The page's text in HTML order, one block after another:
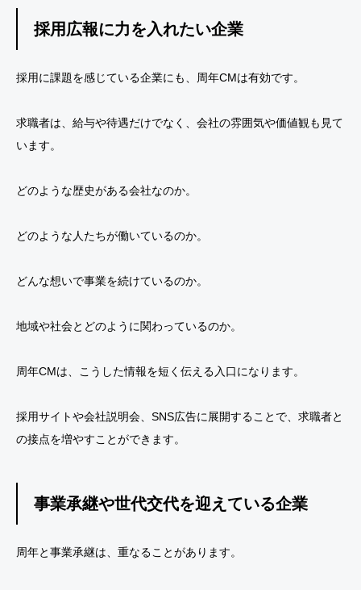
採用広報に力を入れたい企業
採用に課題を感じている企業にも、周年CMは有効です。
求職者は、給与や待遇だけでなく、会社の雰囲気や価値観も見て
います。
どのような歴史がある会社なのか。
どのような人たちが働いているのか。
どんな想いで事業を続けているのか。
地域や社会とどのように関わっているのか。
周年CMは、こうした情報を短く伝える入口になります。
採用サイトや会社説明会、SNS広告に展開することで、求職者と
の接点を増やすことができます。
事業承継や世代交代を迎えている企業
周年と事業承継は、重なることがあります。